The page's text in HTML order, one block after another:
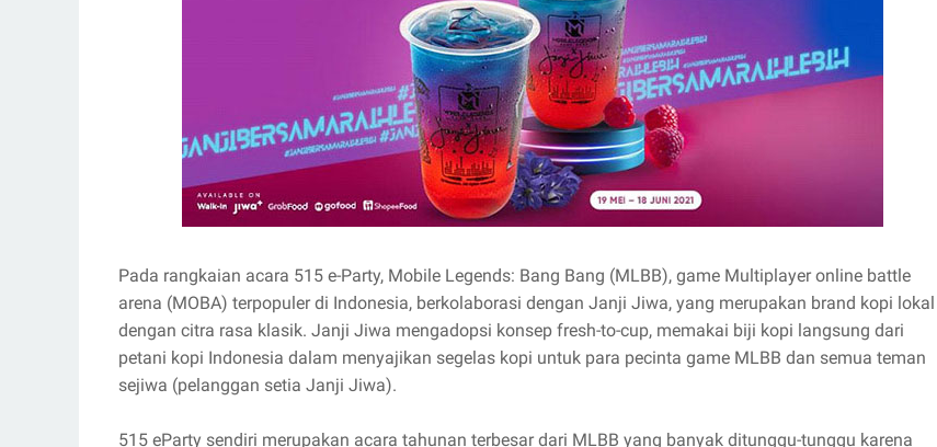
Pada rangkaian acara 515 e-Party, Mobile Legends: Bang Bang (MLBB), game Multiplayer online battle
arena (MOBA) terpopuler di Indonesia, berkolaborasi dengan Janji Jiwa, yang merupakan brand kopi lokal
dengan citra rasa klasik. Janji Jiwa mengadopsi konsep fresh-to-cup, memakai biji kopi langsung dari
petani kopi Indonesia dalam menyajikan segelas kopi untuk para pecinta game MLBB dan semua teman
sejiwa (pelanggan setia Janji Jiwa).
515 eParty sendiri merupakan acara tahunan terbesar dari MLBB yang banyak ditunggu-tunggu karena